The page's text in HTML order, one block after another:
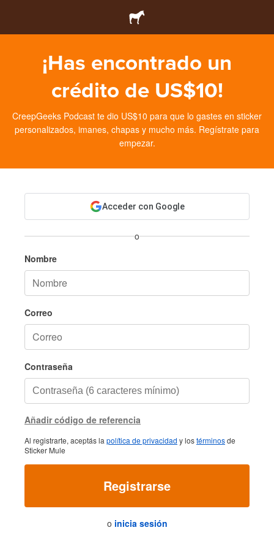
¡Has encontrado un
crédito de US$10!
CreepGeeks Podcast te dio US$10 para que lo gastes en sticker
personalizados, imanes, chapas y mucho más. Regístrate para
empezar.
Acceder con Google
o
Nombre
Correo
Contraseña
Añadir código de referencia
Al registrarte, aceptás la política de privacidad y lostérminosde
Sticker Mule
Registrarse
o inicia sesión